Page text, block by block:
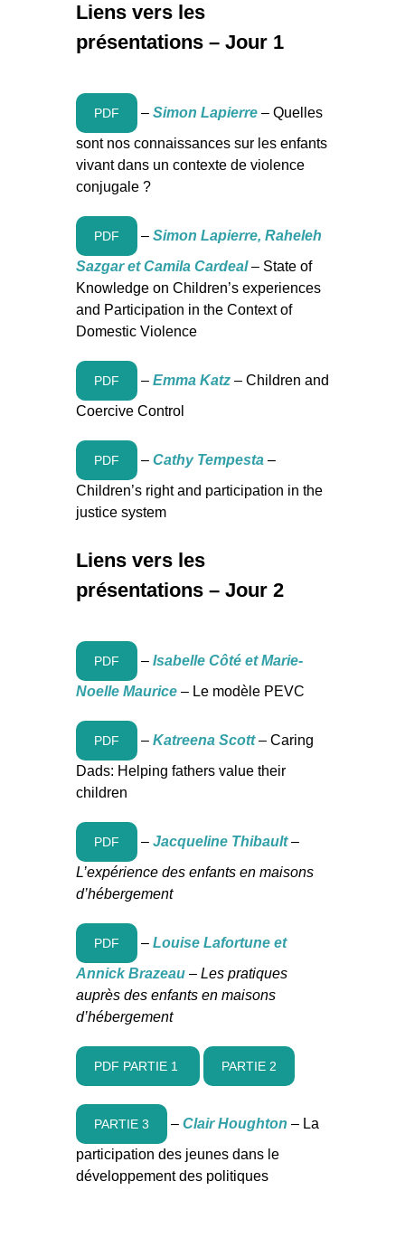
Liens vers les
présentations – Jour 1
PDF – Simon Lapierre – Quelles
sont nos connaissances sur les enfants
vivant dans un contexte de violence
conjugale ?
PDF – Simon Lapierre, Raheleh
Sazgar et Camila Cardeal– State of
Knowledge on Children’s experiences
and Participation in the Context of
Domestic Violence
PDF – Emma Katz – Children and
Coercive Control
PDF – Cathy Tempesta –
Children’s right and participation in the
justice system
Liens vers les
présentations – Jour 2
PDF – Isabelle Côté et Marie-
Noelle Maurice – Le modèle PEVC
PDF – Katreena Scott– Caring
Dads: Helping fathers value their
children
PDF – Jacqueline Thibault–
L’expérience des enfants en maisons
d’hébergement
PDF – Louise Lafortune et
Annick Brazeau – Les pratiques
auprès des enfants en maisons
d’hébergement
PDF PARTIE 1 PARTIE 2
PARTIE 3 – Clair Houghton – La
participation des jeunes dans le
développement des politiques